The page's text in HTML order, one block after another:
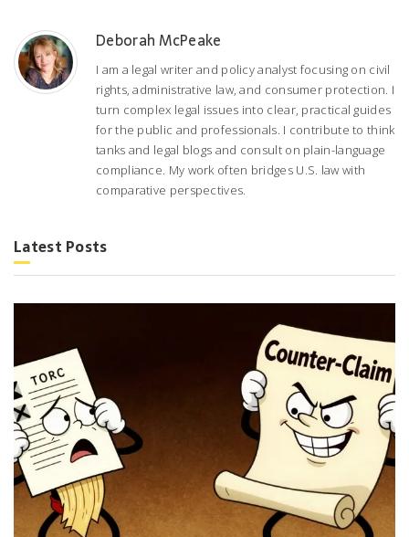
Deborah McPeake
I am a legal writer and policy analyst focusing on civil
rights, administrative law, and consumer protection. I
turn complex legal issues into clear, practical guides
for the public and professionals. I contribute to think
tanks and legal blogs and consult on plain-language
compliance. My work often bridges U.S. law with
comparative perspectives.
Latest Posts